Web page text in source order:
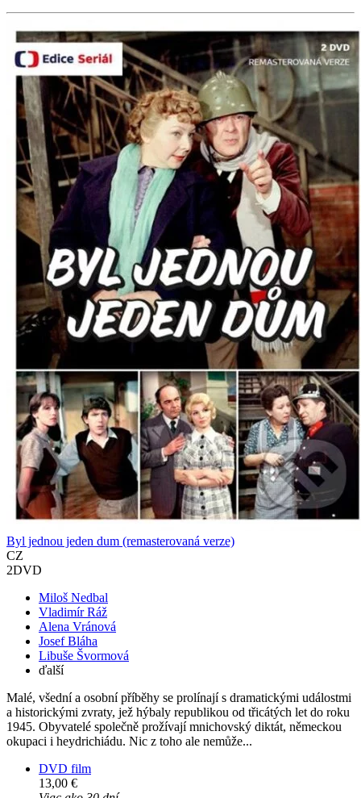
Byl jednou jeden dum (remasterovaná verze)
CZ
2DVD
Miloš Nedbal
Vladimír Ráž
Alena Vránová
Josef Bláha
Libuše Švormová
ďalší
Malé, všední a osobní příběhy se prolínají s dramatickými událostmi
a historickými zvraty, jež hýbaly republikou od třicátých let do roku
1945. Obyvatelé společně prožívají mnichovský diktát, německou
okupaci i heydrichiádu. Nic z toho ale nemůže...
DVD film
13,00 €